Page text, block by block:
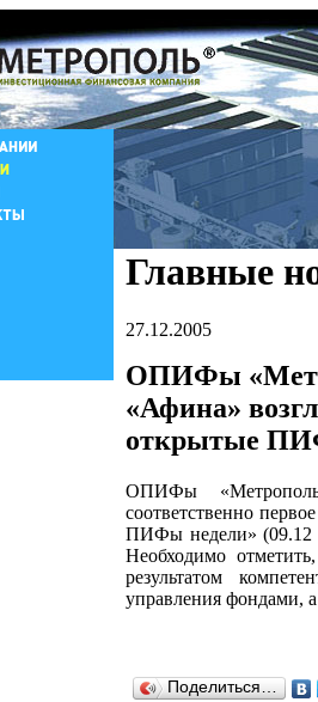
Главные
27.12.2005
ОПИФы
«Афина»
открытые
ОПИФы
соответственно
ПИФы недели» (09.12
Необходимо
результатом
управления фондами,
Поделиться…